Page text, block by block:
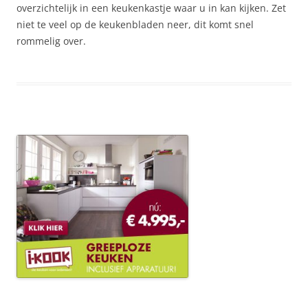
overzichtelijk in een keukenkastje waar u in kan kijken. Zet
niet te veel op de keukenbladen neer, dit komt snel
rommelig over.